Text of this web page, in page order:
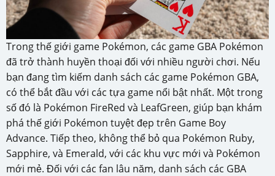
Trong thế giới game Pokémon, các game GBA Pokémon
đã trở thành huyền thoại đối với nhiều người chơi. Nếu
bạn đang tìm kiếm danh sách các game Pokémon GBA,
có thể bắt đầu với các tựa game nổi bật nhất. Một trong
số đó là Pokémon FireRed và LeafGreen, giúp bạn khám
phá thế giới Pokémon tuyệt đẹp trên Game Boy
Advance. Tiếp theo, không thể bỏ qua Pokémon Ruby,
Sapphire, và Emerald, với các khu vực mới và Pokémon
mới mẻ. Đối với các fan lâu năm, danh sách các GBA